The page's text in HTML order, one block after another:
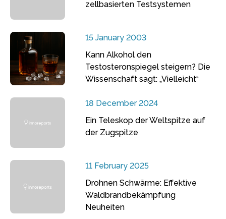
zellbasierten Testsystemen
15 January 2003
Kann Alkohol den
Testosteronspiegel steigern? Die
Wissenschaft sagt: „Vielleicht“
18 December 2024
Ein Teleskop der Weltspitze auf
der Zugspitze
11 February 2025
Drohnen Schwärme: Effektive
Waldbrandbekämpfung
Neuheiten